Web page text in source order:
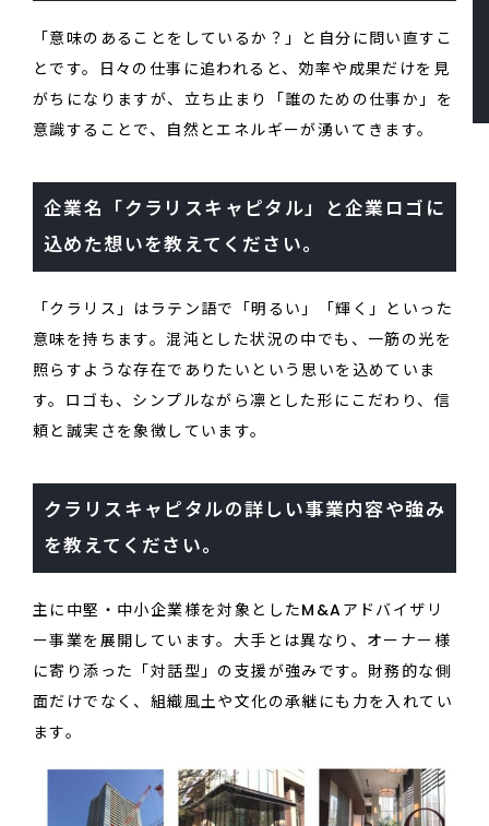
「意味のあることをしているか？」と自分に問い直すこ
とです。日々の仕事に追われると、効率や成果だけを見
がちになりますが、立ち止まり「誰のための仕事か」を
意識することで、自然とエネルギーが湧いてきます。
企業名「クラリスキャピタル」と企業ロゴに
込めた想いを教えてください。
「クラリス」はラテン語で「明るい」「輝く」といった
意味を持ちます。混沌とした状況の中でも、一筋の光を
照らすような存在でありたいという思いを込めていま
す。ロゴも、シンプルながら凛とした形にこだわり、信
頼と誠実さを象徴しています。
クラリスキャピタルの詳しい事業内容や強み
を教えてください。
主に中堅・中小企業様を対象としたM&Aアドバイザリ
ー事業を展開しています。大手とは異なり、オーナー様
に寄り添った「対話型」の支援が強みです。財務的な側
面だけでなく、組織風土や文化の承継にも力を入れてい
ます。